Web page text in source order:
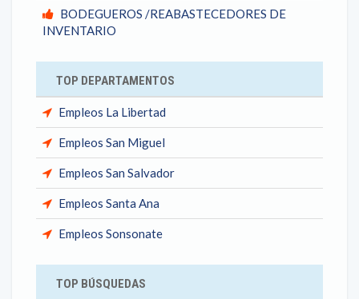
BODEGUEROS /REABASTECEDORES DE
INVENTARIO
TOP DEPARTAMENTOS
Empleos La Libertad
Empleos San Miguel
Empleos San Salvador
Empleos Santa Ana
Empleos Sonsonate
TOP BÚSQUEDAS